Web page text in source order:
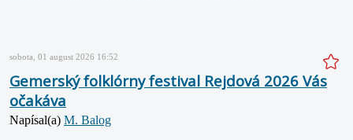
sobota, 01 august 2026 16:52
Gemerský folklórny festival Rejdová 2026 Vás
očakáva
Napísal(a) M. Balog